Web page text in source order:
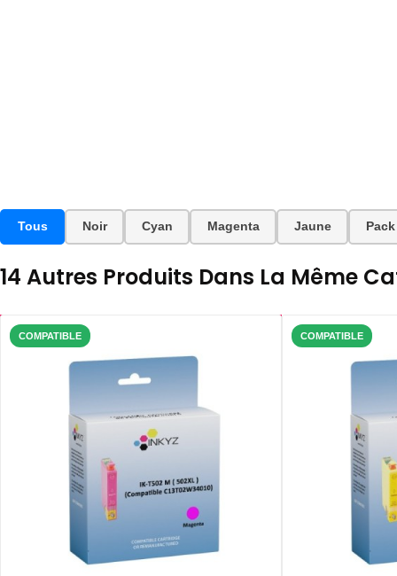
Tous Noir Cyan Magenta Jaune Pack
14 Autres Produits Dans La Même
COMPATIBLE COMPATIBLE